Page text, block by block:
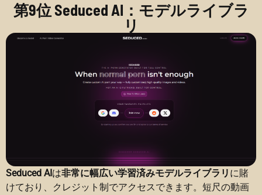
第9位 Seduced AI：モデルライブラ
リ
Seduced AI は非常に幅広い学習済みモデルライブラリ に賭
けており、クレジット制でアクセスできます。短尺の動画